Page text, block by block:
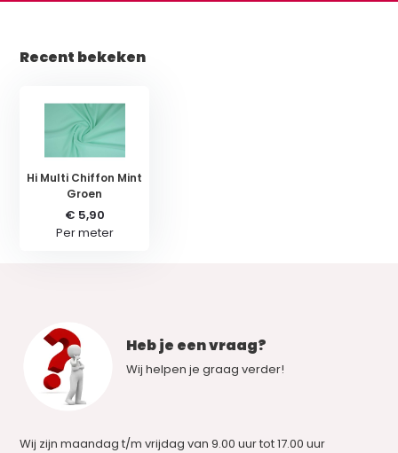
Recent bekeken
Hi Multi Chiffon Mint
Groen
€ 5,90
Per meter
Heb je een vraag?
Wij helpen je graag verder!
Wij zijn maandag t/m vrijdag van 9.00 uur tot 17.00 uur